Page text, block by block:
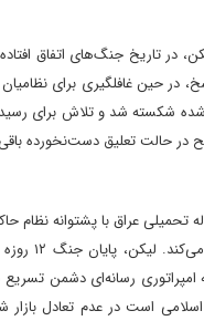
در تاریخ جنگ‌های اتفاق
حین غافلگیری برای نظامیان
برنامه‌ریزی شده شکسته شد و تلاش
داشت که تقابل ایران و غرب به سردمداری ایالات متحده آمریکا و شروع تحریم‌های فزاینده، جنگ ۸
و بعد از آن تا جنگ رمضان به تنهایی
رسانه‌ای دشمن
است در عدم تعادل